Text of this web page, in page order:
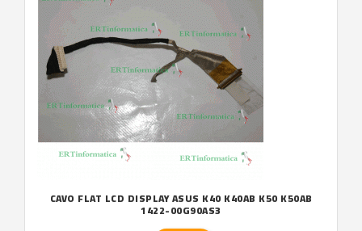
CAVO FLAT LCD DISPLAY ASUS K40 K40AB K50 K50AB
1422-00G90AS3